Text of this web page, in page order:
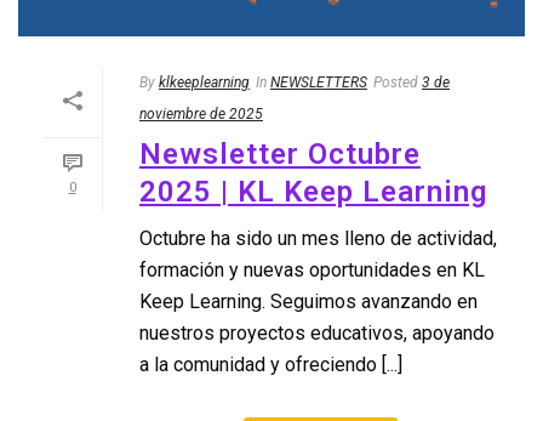
0
By klkeeplearning In NEWSLETTERS Posted 3 de
noviembre de 2025
Newsletter Octubre
2025 | KL Keep Learning
Octubre ha sido un mes lleno de actividad,
formación y nuevas oportunidades en KL
Keep Learning. Seguimos avanzando en
nuestros proyectos educativos, apoyando
a la comunidad y ofreciendo [...]